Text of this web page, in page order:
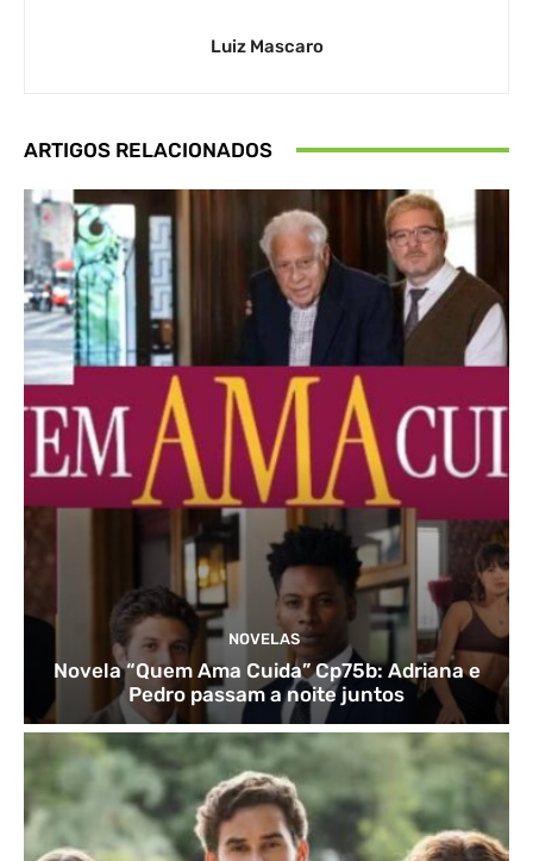
Luiz Mascaro
ARTIGOS RELACIONADOS
NOVELAS
Novela “Quem Ama Cuida” Cp75b: Adriana e
Pedro passam a noite juntos